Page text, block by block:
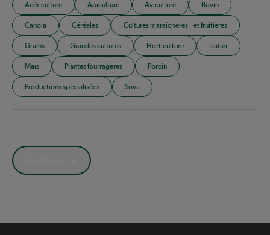
Acériculture Apiculture Aviculture Bovin
Canola Céréales Cultures maraîchères et fruitières
Grains Grandes cultures Horticulture Laitier
Maïs Plantes fourragères Porcin
Productions spécialisées Soya